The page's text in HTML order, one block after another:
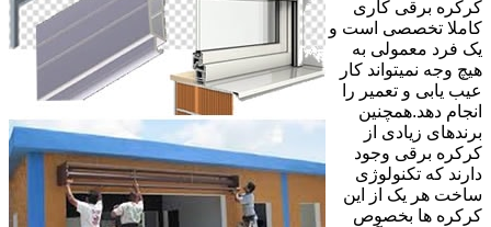
کرکره برقی کاری
کاملا تخصصی است و
یک فرد معمولی به
هیچ وجه نمیتواند کار
عیب یابی و تعمیر را
انجام دهد.همچنین
برندهای زیادی از
کرکره برقی وجود
دارند که تکنولوژی
ساخت هر یک از این
کرکره ها بخصوص